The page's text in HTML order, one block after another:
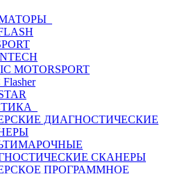
MOTORSPORT
ДИАГНОСТИЧЕСКИЕ
СКАНЕРЫ
ПРОГРАММНОЕ